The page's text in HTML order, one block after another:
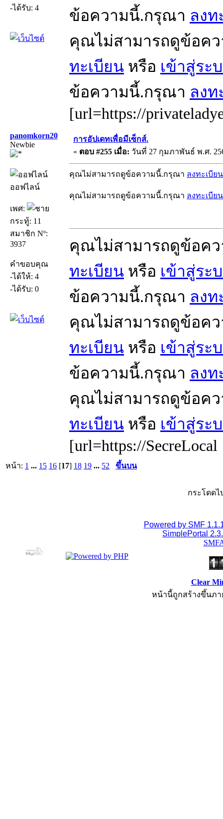
-ได้รับ: 4
ข้อความนี้.กรุณา ลงท
คุณไม่สามารถดูข้อค
ทะเบียน หรือ เข้าสู่ระ
ข้อความนี้.กรุณา ลงท
[url=https://
panomkorn20
Newbie
ออฟไลน์
เพศ:
กระทู้: 11
สมาชิก Nº:
3937
คำขอบคุณ
-ได้ให้: 4
-ได้รับ: 0
การอัปเดทเพื่อมีเซ็กส์.
« ตอบ #255 เมื่อ: วันที่ 27 กุมภาพันธ์ พ.ศ.
คุณไม่สามารถดูข้อความนี้.กรุณา ลงทะเบียน
คุณไม่สามารถดูข้อความนี้.กรุณา ลงทะเบียน
คุณไม่สามารถดูข้อค
ทะเบียน หรือ เข้าสู่ระ
ข้อความนี้.กรุณา ลงท
คุณไม่สามารถดูข้อค
ทะเบียน หรือ เข้าสู่ระ
ข้อความนี้.กรุณา ลงท
คุณไม่สามารถดูข้อค
ทะเบียน หรือ เข้าสู่ระ
[url=https://SecreLocal
หน้า: 1 ... 15 16 [17] 18 19 ... 52 ขึ้นบน
กระโดดไ
Powered by SMF
SimplePortal
Clear
หน้านี้ถูกสร้างขึ้นภา